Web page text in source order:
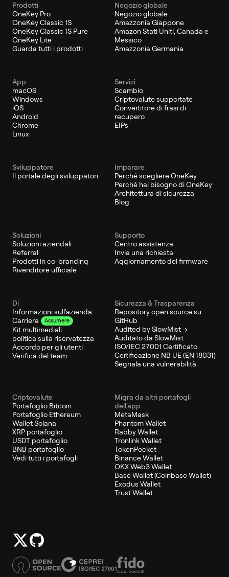
Prodotti
OneKey Pro
OneKey Classic 1S
OneKey Classic 1S Pure
OneKey Lite
Guarda tutti i prodotti
Negozio globale
Negozio globale
Amazzonia Giappone
Amazon Stati Uniti, Canada e
Messico
Amazzonia Germania
App
macOS
Windows
iOS
Android
Chrome
Linux
Servizi
Scambio
Criptovalute supportate
Convertitore di frasi di
recupero
EIPs
Sviluppatore
Il portale degli sviluppatori
Imparare
Perché scegliere OneKey
Perché hai bisogno di OneKey
Architettura di sicurezza
Blog
Soluzioni
Soluzioni aziendali
Referral
Prodotti in co-branding
Rivenditore ufficiale
Supporto
Centro assistenza
Invia una richiesta
Aggiornamento del firmware
Di
Informazioni sull'azienda
Carriera
Assumere
Kit multimediali
politica sulla riservatezza
Accordo per gli utenti
Verifica del team
Sicurezza & Trasparenza
Repository open source su
GitHub
Audited by SlowMist →
Auditato da SlowMist
ISO/IEC 27001 Certificato
Certificazione NB UE (EN 18031)
Segnala una vulnerabilità
Criptovalute
Portafoglio Bitcoin
Portafoglio Ethereum
Wallet Solana
XRP portafoglio
USDT portafoglio
BNB portafoglio
Vedi tutti i portafogli
Migra da altri portafogli
dell'app
MetaMask
Phantom Wallet
Rabby Wallet
Tronlink Wallet
TokenPocket
Binance Wallet
OKX Web3 Wallet
Base Wallet (Coinbase Wallet)
Exodus Wallet
Trust Wallet